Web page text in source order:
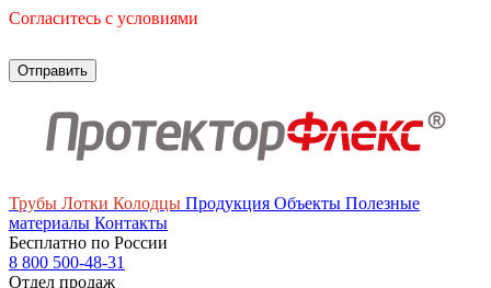
Согласитесь с условиями
Трубы Лотки Колодцы Продукция Объекты Полезные
материалы Контакты
Бесплатно по России
8 800 500-48-31
Отдел продаж